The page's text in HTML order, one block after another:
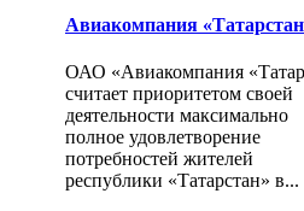
Авиакомпания
ОАО «Авиакомпания
считает приоритетом своей
деятельности максимально
полное удовлетворение
потребностей жителей
республики «Татарстан» в...